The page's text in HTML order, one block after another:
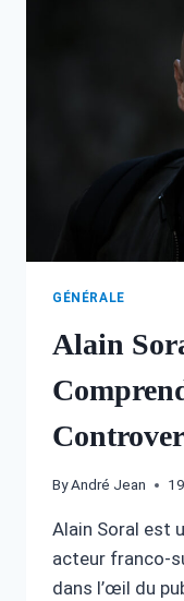
GÉNÉRALE
Alain
ByAndré Jean
Alain Soral est
acteur franco-
dans l’œil du